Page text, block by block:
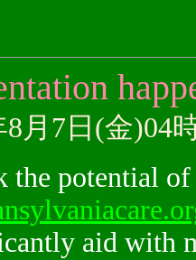
8月7日(金)04
the potential of
aid with